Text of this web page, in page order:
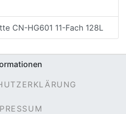
CN-HG601 11-Fach 128L